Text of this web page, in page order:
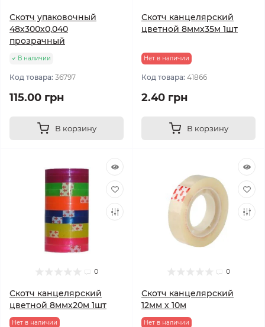
Скотч упаковочный
48х300х0,040
прозрачный
В наличии
Код товара: 36797
115.00 грн
В корзину
Скотч канцелярский
цветной 8ммх35м 1шт
Нет в наличии
Код товара: 41866
2.40 грн
В корзину
0
Скотч канцелярский
цветной 8ммх20м 1шт
Нет в наличии
0
Скотч канцелярский
12мм х 10м
Нет в наличии